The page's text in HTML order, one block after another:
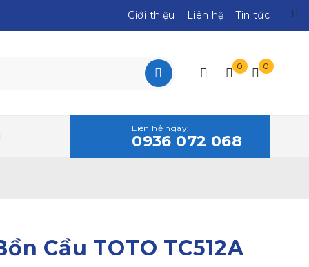
Giới thiệu Liên hệ Tin tức
0 0
Liên hệ ngay:
0936 072 068
Cầu TOTO TC512A